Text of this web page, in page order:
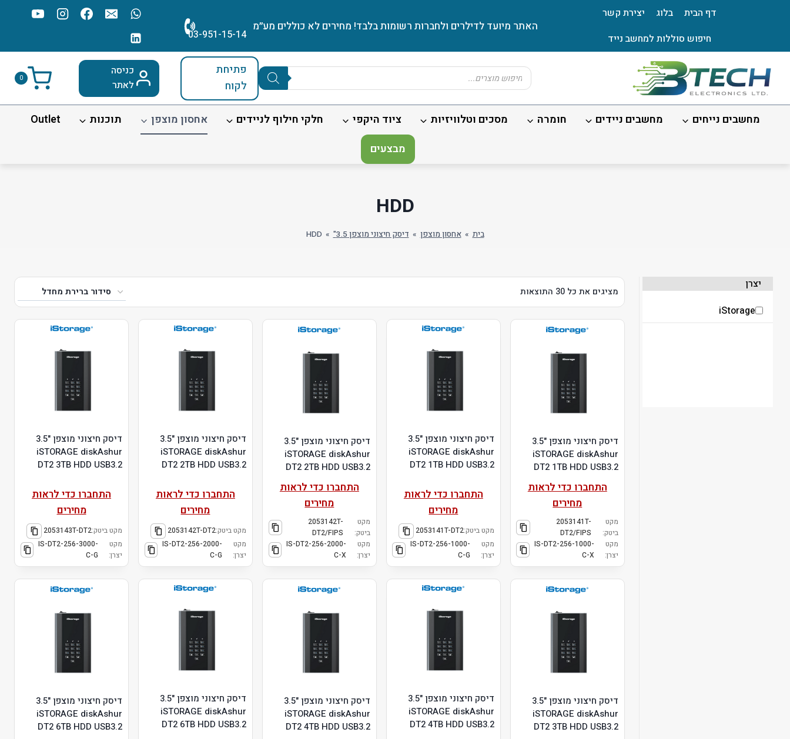
דף הבית בלוג
יצירת קשר
חיפוש סוללות למחשב נייד
האתר מיועד לדילרים ולחברות רשומות בלבד! מחירים לא כוללים מע׳׳מ
03-951-15-14
Products
search
פתיחת
לקוח
כניסה
לאתר
0
מחשבים נייחים מחשבים ניידים חומרה מסכים וטלוויזיות ציוד היקפי חלקי חילוף לניידים אחסון מוצפן תוכנות
Outlet
מבצעים
HDD
בית » אחסון מוצפן » דיסק חיצוני מוצפן 3.5" »
HDD
מציגים את כל ⁦30⁩ התוצאות
דיסק חיצוני מוצפן "3.5
iSTORAGE diskAshur
DT2 1TB HDD USB3.2
התחברו כדי לראות
מחירים
מקט
ביטק:
2053141T-
DT2/FIPS
מקט
יצרן:
IS-DT2-256-1000-
C-X
דיסק חיצוני מוצפן "3.5
iSTORAGE diskAshur
DT2 1TB HDD USB3.2
התחברו כדי לראות
מחירים
מקט ביטק:2053141T-DT2
מקט
יצרן:
IS-DT2-256-1000-
C-G
דיסק חיצוני מוצפן "3.5
iSTORAGE diskAshur
DT2 2TB HDD USB3.2
התחברו כדי לראות
מחירים
מקט
ביטק:
2053142T-
DT2/FIPS
מקט
יצרן:
IS-DT2-256-2000-
C-X
דיסק חיצוני מוצפן "3.5
iSTORAGE diskAshur
DT2 2TB HDD USB3.2
התחברו כדי לראות
מחירים
מקט ביטק:2053142T-DT2
מקט
יצרן:
IS-DT2-256-2000-
C-G
דיסק חיצוני מוצפן "3.5
iSTORAGE diskAshur
DT2 3TB HDD USB3.2
התחברו כדי לראות
מחירים
מקט ביטק:2053143T-DT2
מקט
יצרן:
IS-DT2-256-3000-
C-G
דיסק חיצוני מוצפן "3.5
iSTORAGE diskAshur
DT2 3TB HDD USB3.2
דיסק חיצוני מוצפן "3.5
iSTORAGE diskAshur
DT2 4TB HDD USB3.2
דיסק חיצוני מוצפן "3.5
iSTORAGE diskAshur
DT2 4TB HDD USB3.2
דיסק חיצוני מוצפן "3.5
iSTORAGE diskAshur
DT2 6TB HDD USB3.2
דיסק חיצוני מוצפן "3.5
iSTORAGE diskAshur
DT2 6TB HDD USB3.2
יצרן
iStorage